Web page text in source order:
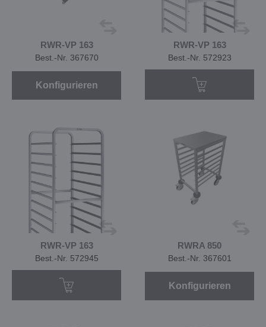
RWR-VP 163
Best.-Nr. 367670
Konfigurieren
RWR-VP 163
Best.-Nr. 572923
RWR-VP 163
Best.-Nr. 572945
RWRA 850
Best.-Nr. 367601
Konfigurieren